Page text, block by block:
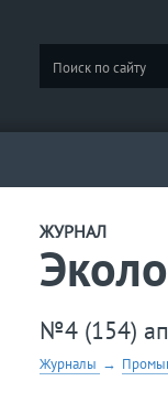
ЖУРНАЛ
№4 (154)
Журналы →